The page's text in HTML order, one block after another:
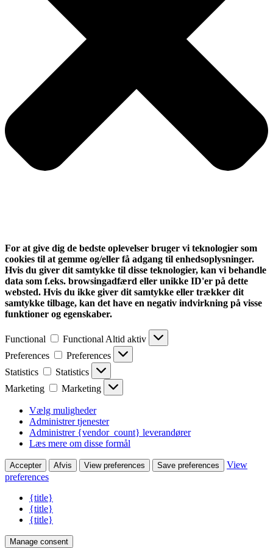
For at give dig de bedste oplevelser bruger vi teknologier som
cookies til at gemme og/eller få adgang til enhedsoplysninger.
Hvis du giver dit samtykke til disse teknologier, kan vi behandle
data som f.eks. browsingadfærd eller unikke ID'er på dette
websted. Hvis du ikke giver dit samtykke eller trækker dit
samtykke tilbage, kan det have en negativ indvirkning på visse
funktioner og egenskaber.
Functional Functional Altid aktiv
Preferences
Preferences
Statistics
Statistics
Marketing
Marketing
Vælg muligheder
Administrer tjenester
Administrer {vendor_count} leverandører
Læs mere om disse formål
Accepter Afvis View preferences Save preferences
View
preferences
{title}
{title}
{title}
Manage consent